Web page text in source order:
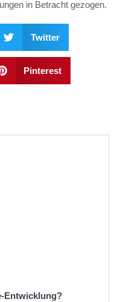
in Betracht gezogen.
Twitter
Pinterest
Entwicklung?